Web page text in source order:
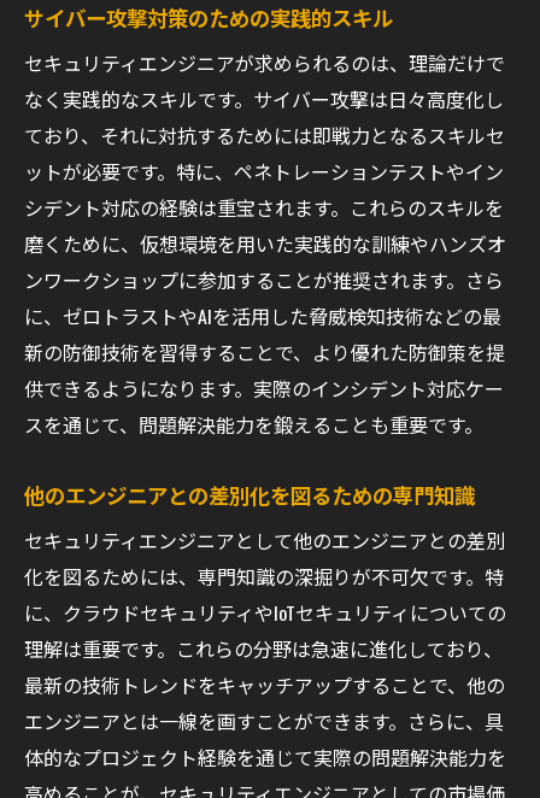
IoTデバイスにおける脆弱性の特定
IoTセキュリティの基礎を学ぶためのリソー
ス
モノのインターネットにおけるデータ保護
戦略
IoTネットワークの安全性を確保する方法
セキュリティエンジニアとしてのIoT知識の
拡充
セキュリティエンジニアのキャリアアップに役
立つ具体的事例
セキュリティプロジェクトの成功事例分析
の体験談
実務経験を活かしたスキルアップの方法
新しいセキュリティ技術の導入事例
クロスドメインの経験がキャリアに与える
影響
自己研鑽と市場価値向上の成功事例
セキュリティ分野で成功するための鍵を探る
成功するためのセキュリティ戦略の構築
サイバー攻撃対策のための実践的スキル
セキュリティエンジニアが求められるのは、理論だけで
なく実践的なスキルです。サイバー攻撃は日々高度化し
ており、それに対抗するためには即戦力となるスキルセ
ットが必要です。特に、ペネトレーションテストやイン
シデント対応の経験は重宝されます。これらのスキルを
磨くために、仮想環境を用いた実践的な訓練やハンズオ
ンワークショップに参加することが推奨されます。さら
に、ゼロトラストやAIを活用した脅威検知技術などの最
新の防御技術を習得することで、より優れた防御策を提
供できるようになります。実際のインシデント対応ケー
スを通じて、問題解決能力を鍛えることも重要です。
他のエンジニアとの差別化を図るための専門知識
セキュリティエンジニアとして他のエンジニアとの差別
化を図るためには、専門知識の深掘りが不可欠です。特
に、クラウドセキュリティやIoTセキュリティについての
理解は重要です。これらの分野は急速に進化しており、
最新の技術トレンドをキャッチアップすることで、他の
エンジニアとは一線を画すことができます。さらに、具
体的なプロジェクト経験を通じて実際の問題解決能力を